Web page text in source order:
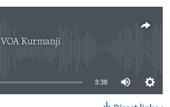
Kurmanji
source currently available
3:38